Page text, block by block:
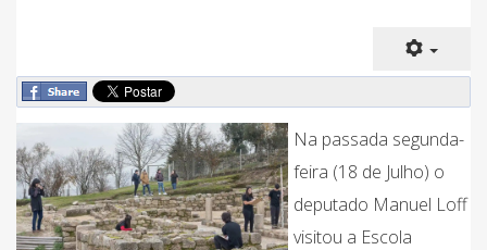
Na passada segunda-
feira (18 de Julho) o
deputado Manuel Loff
visitou a Escola